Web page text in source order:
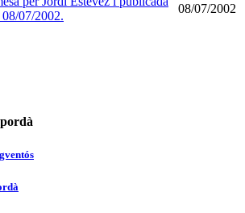
07/2002.
08/07/2002